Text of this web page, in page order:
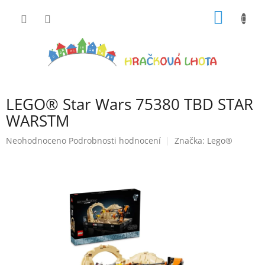
LEGO® Star Wars 75380 TBD STAR
WARSTM
Průměrné
Neohodnoceno Podrobnosti hodnocení Značka: Lego®